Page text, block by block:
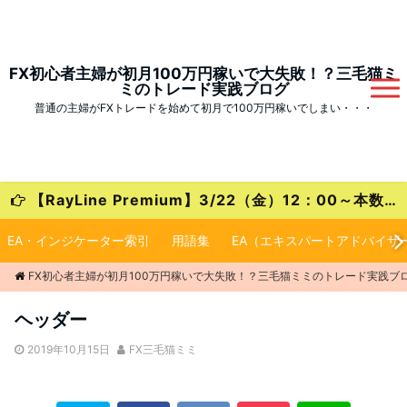
FX初心者主婦が初月100万円稼いで大失敗！？三毛猫ミ
ミのトレード実践ブログ
普通の主婦がFXトレードを始めて初月で100万円稼いでしまい・・・
【RayLine Premium】3/22（金）12：00～本数限定の大特価キャンペーンが始まります！
EA・インジケーター索引 用語集 EA（エキスパートアドバイザ
FX初心者主婦が初月100万円稼いで大失敗！？三毛猫ミミのトレード実践ブ
ヘッダー
2019年10月15日 FX三毛猫ミミ